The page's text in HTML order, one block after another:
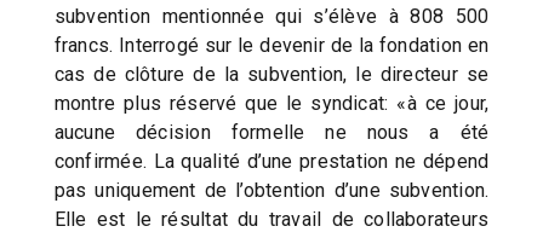
subvention mentionnée qui s’élève à 808 500
francs. Interrogé sur le devenir de la fondation en
cas de clôture de la subvention, le directeur se
montre plus réservé que le syndicat: «à ce jour,
aucune décision formelle ne nous a été
confirmée. La qualité d’une prestation ne dépend
pas uniquement de l’obtention d’une subvention.
Elle est le résultat du travail de collaborateurs